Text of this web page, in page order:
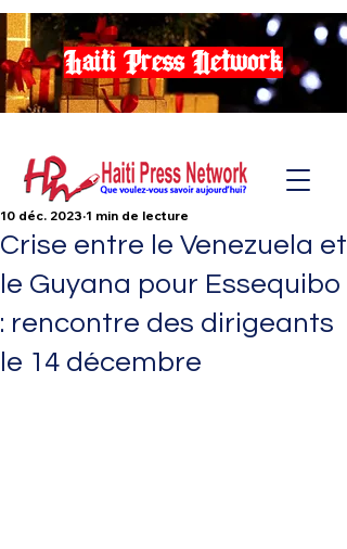
Haiti Press Network
Crise entre le Venezuela et
le Guyana pour Essequibo
: rencontre des dirigeants
le 14 décembre
10 déc. 2023 1 min de lecture